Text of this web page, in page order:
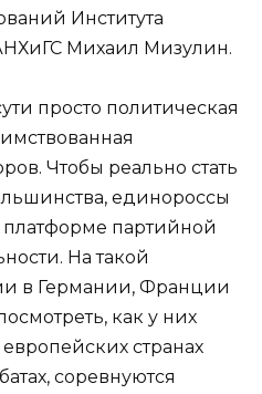
Института
Михаил Мизулин.
просто политическая
Чтобы реально стать
единороссы
партийной
На такой
в Германии, Франции
как у них
странах
соревнуются